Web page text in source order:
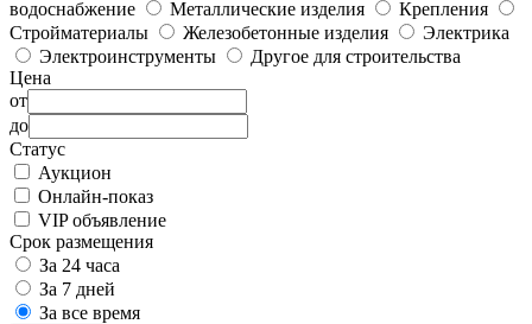
водоснабжение Металлические изделия
Крепления
Стройматериалы
Железобетонные изделия
Электрика
Электроинструменты
Другое для строительства
Цена
от
до
Статус
Аукцион
Онлайн-показ
VIP объявление
Срок размещения
За 24 часа
За 7 дней
За все время